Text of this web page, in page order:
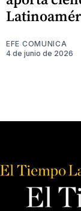
EFE COMUNICA
4 de junio de 2026